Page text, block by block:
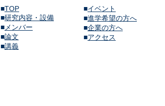
■TOP
■研究内容・設備
■ メンバー
​■論文
​■講義​
■イベント
​■進学希望の方へ
■企業の方へ
​■アクセス